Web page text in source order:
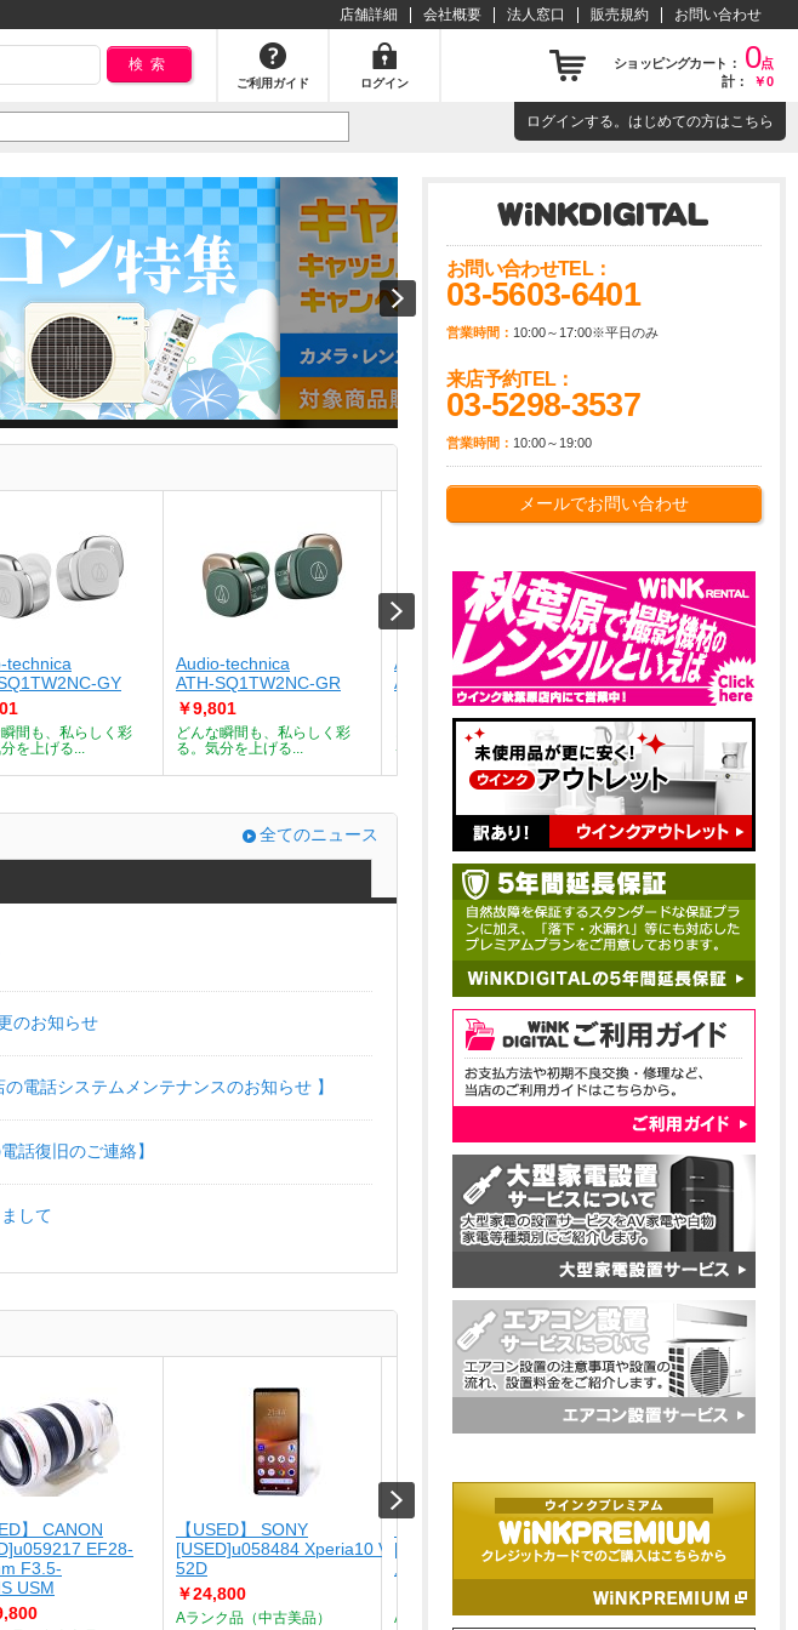
店舗詳細 会社概要 法人窓口 販売規約 お問い合わせ
検索
ご利用ガイド ログイン
ショッピングカート： 0点
計：
￥0
ログインする。はじめての方はこちら
technica
GY
瞬間も、私らしく彩
を上げる...
Audio-technica
ATH-SQ1TW2NC-GR
￥9,801
どんな瞬間も、私らしく彩
る。気分を上げる...
Audio-technica
ATH-SQ1TW2NC-CA
￥9,801
どんな瞬間も、私らしく彩
る。気分を上げる...
Audio-technica
ATH-SQ1TW2NC-BK
￥9,801
どんな瞬間も、私らしく彩
る。気分を上げる...
全てのニュース
のお知らせ
電話システムメンテナンスのお知らせ 】
話復旧のご連絡】
して
】 CANON
EF28-
F3.5-
USM
【USED】 SONY
[USED]u058484 Xperia10 V SO-
52D
￥24,800
Aランク品（中古美品）
【USED】 APPLE
[USED]u059147 iPhone15 Pro 1TB [ブ
ルーチタニウム]
Aランク品（中古美品）
【未使用品】 ナカバヤ
USA-CHD6BK
￥4,280
Type-C ? HDMIディスプレ
ア...
お問い合わせTEL：
03-5603-6401
営業時間： 10:00～17:00※平日のみ
来店予約TEL：
03-5298-3537
営業時間： 10:00～19:00
メールでお問い合わせ